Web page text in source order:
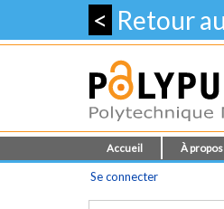
< Retour
Accueil À propos
Se connecter